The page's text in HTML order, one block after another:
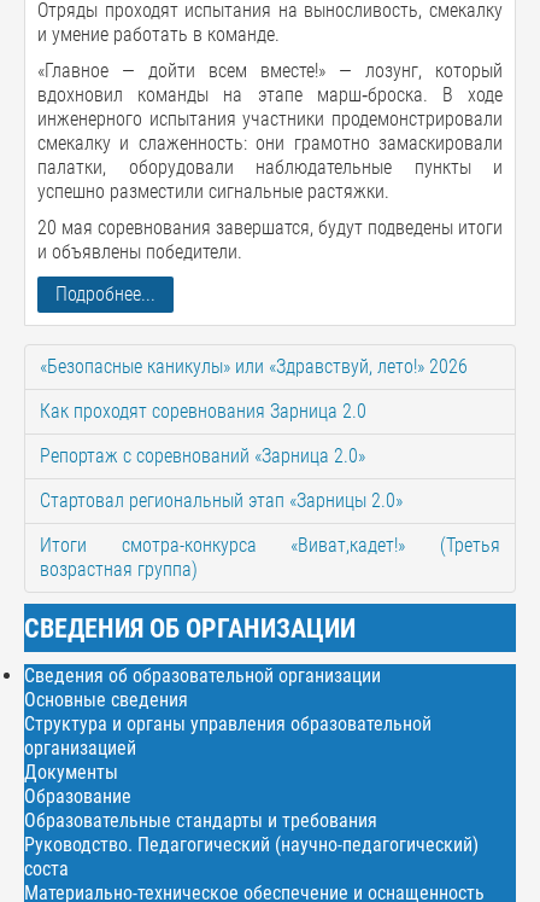
Отряды проходят испытания на выносливость, смекалку
и умение работать в команде.
«Главное — дойти всем вместе!» — лозунг, который
вдохновил команды на этапе марш‑броска. В ходе
инженерного испытания участники продемонстрировали
смекалку и слаженность: они грамотно замаскировали
палатки, оборудовали наблюдательные пункты и
успешно разместили сигнальные растяжки.
20 мая соревнования завершатся, будут подведены итоги
и объявлены победители.
Подробнее...
«Безопасные каникулы» или «Здравствуй, лето!» 2026
Как проходят соревнования Зарница 2.0
Репортаж с соревнований «Зарница 2.0»
Стартовал региональный этап «Зарницы 2.0»
Итоги смотра-конкурса «Виват,кадет!» (Третья
возрастная группа)
СВЕДЕНИЯ ОБ ОРГАНИЗАЦИИ
Сведения об образовательной организации
Основные сведения
Структура и органы управления образовательной
организацией
Документы
Образование
Образовательные стандарты и требования
Руководство. Педагогический (научно-педагогический)
соста
Материально-техническое обеспечение и оснащенность